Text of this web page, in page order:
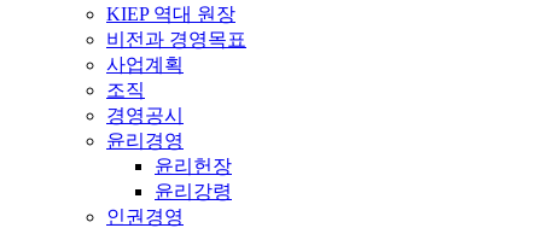
KIEP 역대 원장
비전과 경영목표
사업계획
조직
경영공시
윤리경영
윤리헌장
윤리강령
인권경영